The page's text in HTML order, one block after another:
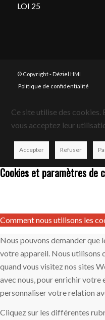
LOI 25
© Copyright - Déziel HMI
Politique de confidentialité
Ce site utilise des cookies.
vous acceptez leur
Accepter Refuser
Cookies et paramètres de
Comment nous utilisons les
Nous pouvons demander que
votre appareil. Nous utilisons
quand vous visitez nos sites
avec nous, pour enrichir
personnaliser votre relation
Cliquez sur les différentes